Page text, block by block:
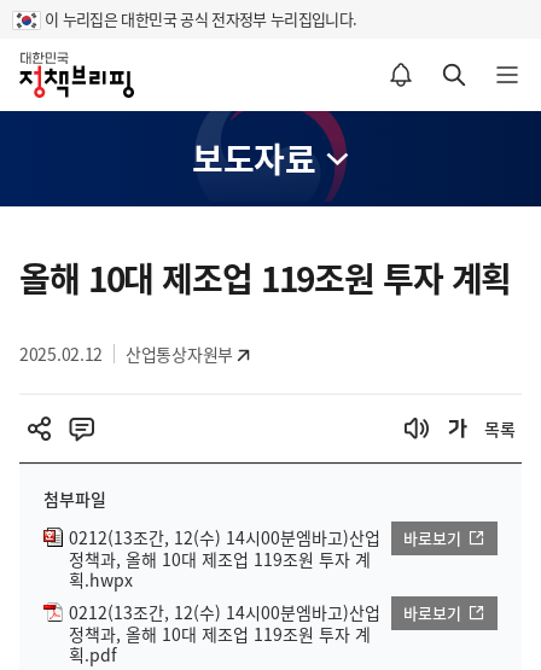
이 누리집은 대한민국 공식 전자정부 누리집입니다.
홈
알림설정 바로가기 검색 바로가기 메뉴 열기
보도자료
텐
츠
역
올해 10대 제조업 119조원 투자 계획
2025.02.12 산업통상자원부
목록
첨부파일
0212(13조간, 12(수) 14시00분엠바고)산업
정책과, 올해 10대 제조업 119조원 투자 계
획.hwpx
바로보기
0212(13조간, 12(수) 14시00분엠바고)산업
정책과, 올해 10대 제조업 119조원 투자 계
획.pdf
바로보기